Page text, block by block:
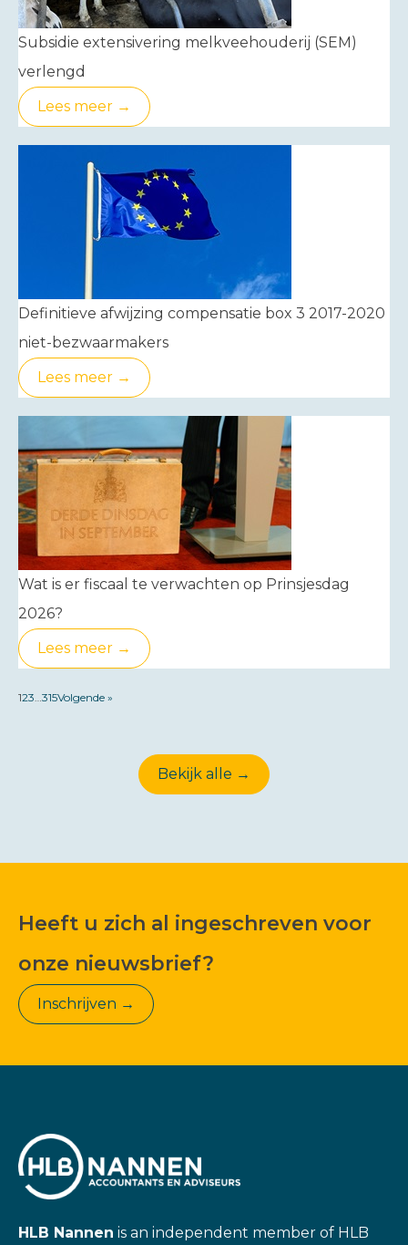
Subsidie extensivering melkveehouderij (SEM)
verlengd
Lees meer →
Definitieve afwijzing compensatie box 3 2017-2020
niet-bezwaarmakers
Lees meer →
Wat is er fiscaal te verwachten op Prinsjesdag
2026?
Lees meer →
123 315Volgende »
Bekijk alle →
Heeft u zich al ingeschreven voor
onze nieuwsbrief?
Inschrijven →
HLB Nannen is an independent member of HLB